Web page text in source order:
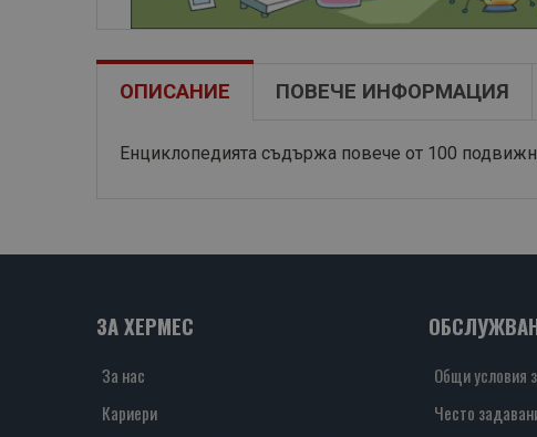
ОПИСАНИЕ ПОВЕЧЕ ИНФОРМАЦИЯ
Енциклопедията съдържа повече от 100
ЗА ХЕРМЕС
За нас
Кариери
Общи условия
Често